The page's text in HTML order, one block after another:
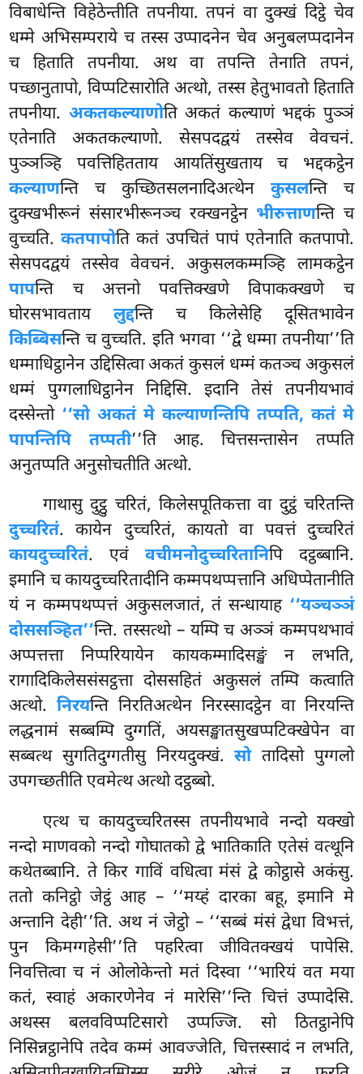
विबाधेन्ति विहेठेन्तीति तपनीया. तपनं वा दुक्खं दिट्ठे चेव
धम्मे अभिसम्पराये च तस्स उप्पादनेन चेव अनुबलप्पदानेन
च हिताति तपनीया. अथ वा तपन्ति तेनाति तपनं,
पच्छानुतापो, विप्पटिसारोति अत्थो, तस्स हेतुभावतो हिताति
तपनीया. अकतकल्याणोति अकतं कल्याणं भद्दकं पुञ्ञं
एतेनाति अकतकल्याणो. सेसपदद्वयं तस्सेव वेवचनं.
पुञ्ञञ्हि पवत्तिहितताय आयतिंसुखताय च भद्दकट्ठेन
कल्याणन्ति च कुच्छितसलनादिअत्थेन कुसलन्ति च
दुक्खभीरूनं संसारभीरूनञ्च रक्खनट्ठेन भीरुत्ताणन्ति च
वुच्चति.कतपापोति कतं उपचितं पापं एतेनाति कतपापो.
सेसपदद्वयं तस्सेव वेवचनं. अकुसलकम्मञ्हि लामकट्ठेन
पापन्ति च अत्तनो पवत्तिक्खणे विपाकक्खणे च
घोरसभावतायलुद्दन्ति च किलेसेहि दूसितभावेन
किब्बिसन्ति च वुच्चति. इति भगवा ‘‘द्वे धम्मा तपनीया’’ति
धम्माधिट्ठानेन उद्दिसित्वा अकतं कुसलं धम्मं कतञ्च अकुसलं
धम्मं पुग्गलाधिट्ठानेन निद्दिसि. इदानि तेसं तपनीयभावं
दस्सेन्तो ‘‘सो अकतं मे कल्याणन्तिपि तप्पति, कतं मे
पापन्तिपि तप्पती’’ति आह. चित्तसन्तासेन तप्पति
अनुतप्पति अनुसोचतीति अत्थो.
गाथासु दुट्ठु चरितं, किलेसपूतिकत्ता वा दुट्ठं चरितन्ति
दुच्चरितं. कायेन दुच्चरितं, कायतो वा पवत्तं दुच्चरितं
कायदुच्चरितं. एवं वचीमनोदुच्चरितानिपि दट्ठब्बानि.
इमानि च कायदुच्चरितादीनि कम्मपथप्पत्तानि अधिप्पेतानीति
यं न कम्मपथप्पत्तं अकुसलजातं, तं सन्धायाह ‘‘यञ्चञ्ञं
दोससञ्हित’’न्ति. तस्सत्थो – यम्पि च अञ्ञं कम्मपथभावं
अप्पत्तत्ता निप्परियायेन कायकम्मादिसङ्खं न लभति,
रागादिकिलेससंसट्ठत्ता दोससहितं अकुसलं तम्पि कत्वाति
अत्थो.निरयन्ति निरतिअत्थेन निरस्सादट्ठेन वा निरयन्ति
लद्धनामं सब्बम्पि दुग्गतिं, अयसङ्खातसुखप्पटिक्खेपेन वा
सब्बत्थ सुगतिदुग्गतीसु निरयदुक्खं.सोतादिसो पुग्गलो
उपगच्छतीति एवमेत्थ अत्थो दट्ठब्बो.
एत्थ च कायदुच्चरितस्स तपनीयभावे नन्दो यक्खो
नन्दोमाणवको नन्दो गोघातको द्वे भातिकाति एतेसं वत्थूनि
कथेतब्बानि. ते किर गाविं वधित्वा मंसं द्वे कोट्ठासे अकंसु.
ततो कनिट्ठो जेट्ठं आह – ‘‘मय्हं दारका बहू, इमानि मे
अन्तानि देही’’ति. अथ नं जेट्ठो – ‘‘सब्बं मंसं द्वेधा विभत्तं,
पुन किमग्गहेसी’’ति पहरित्वा जीवितक्खयं पापेसि.
निवत्तित्वा च नं ओलोकेन्तो मतं दिस्वा ‘‘भारियं वत मया
कतं, स्वाहं अकारणेनेव नं मारेसि’’न्ति चित्तं उप्पादेसि.
अथस्स बलवविप्पटिसारो उप्पज्जि. सो ठितट्ठानेपि
निसिन्नट्ठानेपि तदेव कम्मं आवज्जेति, चित्तस्सादं न लभति,